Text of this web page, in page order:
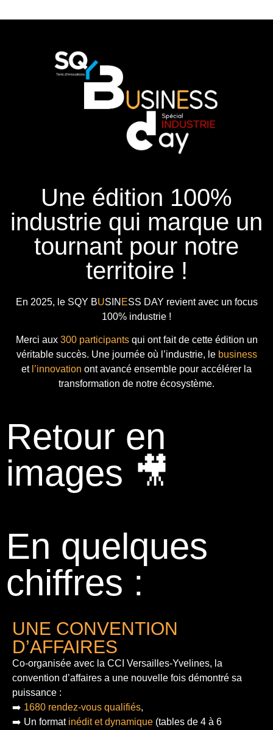
Une édition 100%
industrie qui marque un
tournant pour notre
territoire !
En 2025, le SQY BUSIN ESS DAY revient avec un focus
100% industrie !
Merci aux 300 participantsqui ont fait de cette édition un
véritable succès. Une journée où l’industrie, le business
et l’innovation ont avancé ensemble pour accélérer la
transformation de notre écosystème.
Retour en
images 🎥
En quelques
chiffres :
UNE CONVENTION
D’AFFAIRES
Co-organisée avec la CCI Versailles-Yvelines, la
convention d’affaires a une nouvelle fois démontré sa
puissance :
➡️ 1680 rendez-vous qualifiés,
➡️ Un format inédit et dynamique (tables de 4 à 6